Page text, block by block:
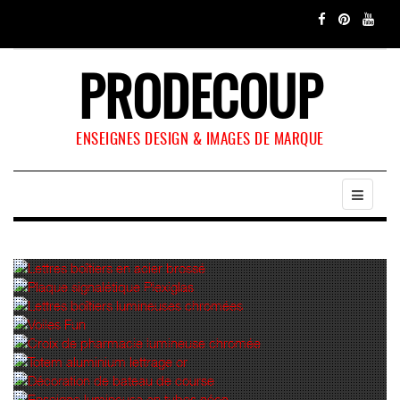
PRODECOUP
ENSEIGNES DESIGN & IMAGES DE MARQUE